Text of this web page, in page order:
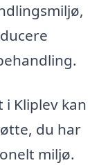
Kliplev kan
du har
miljø.